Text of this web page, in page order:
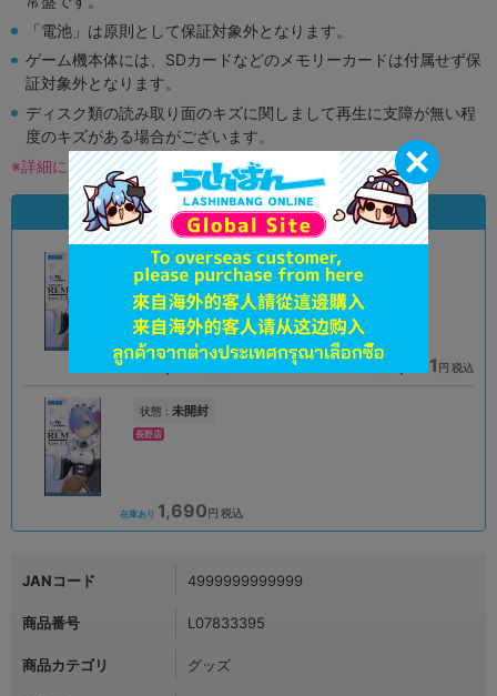
「電池」は原則として保証対象外となります。
ゲーム機本体には、SDカードなどのメモリーカードは付属せず保
証対象外となります。
ディスク類の読み取り面のキズに関しまして再生に支障が無い程
度のキズがある場合がございます。
※詳細につきましてはコチラ
状態違いの同一商品
状態 : A
オンライン
在庫あり 1,690 1,491 円 税込
状態 : 未開封
長野店
在庫あり 1,690円 税込
JANコード 4999999999999
商品番号 L07833395
商品カテゴリ グッズ